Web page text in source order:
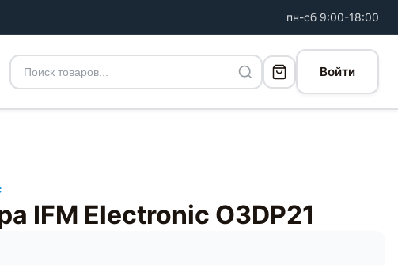
пн-сб 9:00-18:00
Войти
IFM Electronic O3DP21